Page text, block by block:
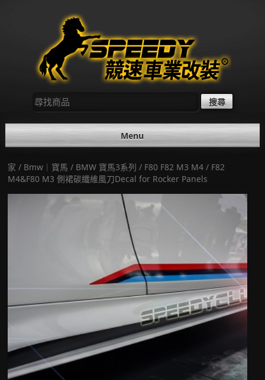
尋
找：
Menu
家 / Bmw｜寶馬 / BMW 寶馬3系列 / F80 F82 M3 M4/ F82
M4&F80 M3 側裙碳纖維風刀Decal for Rocker Panels